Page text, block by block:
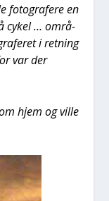
foto­gra­fe­re en
cykel … områ­
i ret­ning
var der
hjem og vil­le